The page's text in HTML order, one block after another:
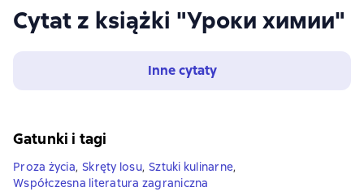
Cytat z książki "Уроки химии"
Inne cytaty
Gatunki i tagi
Proza ​​życia, Skręty losu, Sztuki kulinarne,
Współczesna literatura zagraniczna